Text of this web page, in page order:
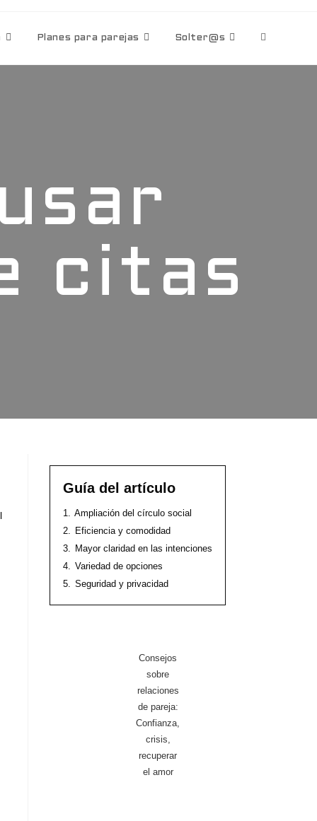
Planes para parejas Solter@s
citas
Guía del artículo
1. Ampliación del círculo social
2. Eficiencia y comodidad
3. Mayor claridad en las intenciones
4. Variedad de opciones
5. Seguridad y privacidad
Consejos
sobre
relaciones
de pareja:
Confianza,
crisis,
recuperar
el amor